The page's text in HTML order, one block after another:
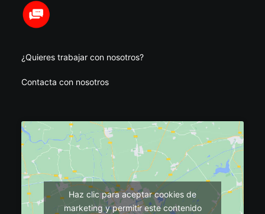
¿Quieres trabajar con nosotros?
Contacta con nosotros
Haz clic para aceptar cookies de
marketing y permitir este contenido